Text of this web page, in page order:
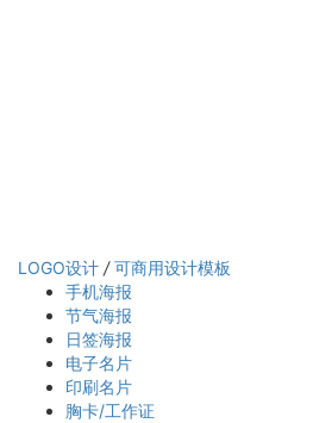
LOGO设计 / 可商用设计模板
手机海报
节气海报
日签海报
电子名片
印刷名片
胸卡/工作证